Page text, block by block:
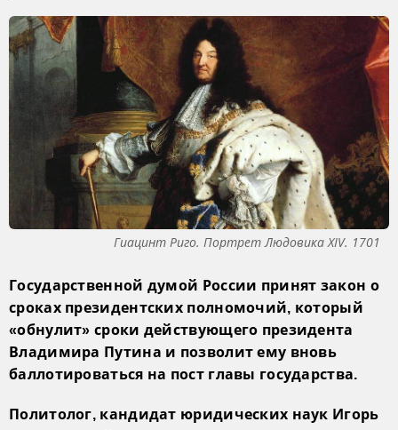
Гиацинт Риго. Портрет Людовика XIV. 1701
Государственной думой России принят закон о
сроках президентских полномочий, который
«обнулит» сроки действующего президента
Владимира Путина и позволит ему вновь
баллотироваться на пост главы государства.
Политолог, кандидат юридических наук Игорь